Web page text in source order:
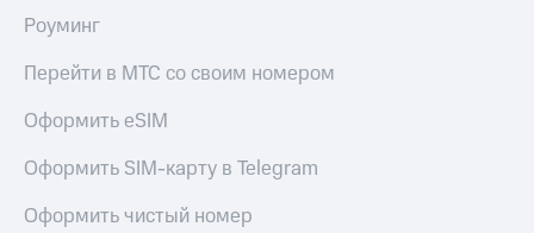
Роуминг
Перейти в МТС со своим номером
Оформить eSIM
Оформить SIM-карту в Telegram
Оформить чистый номер